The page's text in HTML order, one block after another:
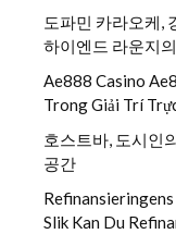
도파민 카라오케,
하이엔드 라운지
Ae888 Casino
Trong Giải Trí
호스트바, 도시인
공간
Slik Kan Du